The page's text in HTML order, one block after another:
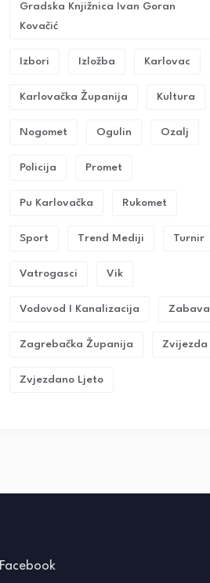
Gradska Knjižnica Ivan Goran
Kovačić
Izbori Izložba Karlovac
Karlovačka Županija Kultura
Nogomet Ogulin Ozalj
Policija Promet
Pu Karlovačka Rukomet
Sport Trend Mediji Turnir
Vatrogasci Vik
Vodovod I Kanalizacija Zabava
Zagrebačka Županija Zvijezda
Zvjezdano Ljeto
Facebook